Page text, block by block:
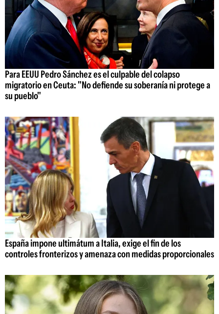
Para EEUU Pedro Sánchez es el culpable del colapso
migratorio en Ceuta: "No defiende su soberanía ni protege a
su pueblo"
España impone ultimátum a Italia, exige el fin de los
controles fronterizos y amenaza con medidas proporcionales